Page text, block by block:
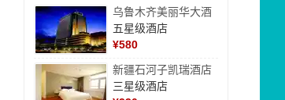
乌鲁木齐美丽华大酒
五星级酒店
¥580
新疆石河子凯瑞酒店
三星级酒店